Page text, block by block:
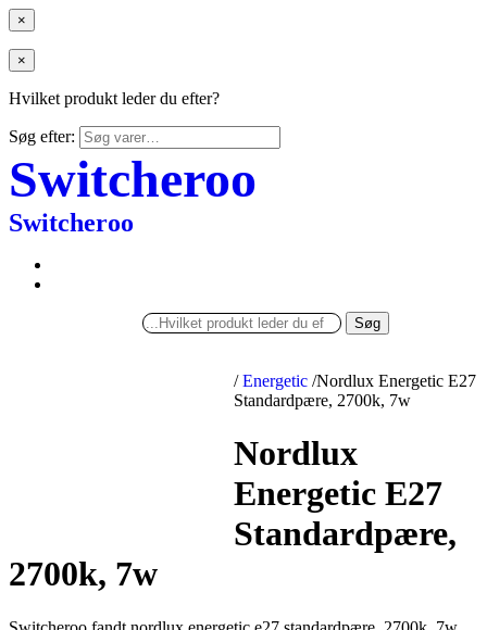
×
×
Hvilket produkt leder du efter?
Søg efter:
Switcheroo
Switcheroo
Søg
/ Energetic /Nordlux Energetic E27
Standardpære, 2700k, 7w
Nordlux
Energetic E27
Standardpære,
2700k, 7w